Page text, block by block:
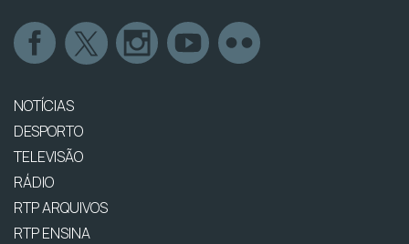
NOTÍCIAS
DESPORTO
TELEVISÃO
RÁDIO
RTP ARQUIVOS
RTP ENSINA